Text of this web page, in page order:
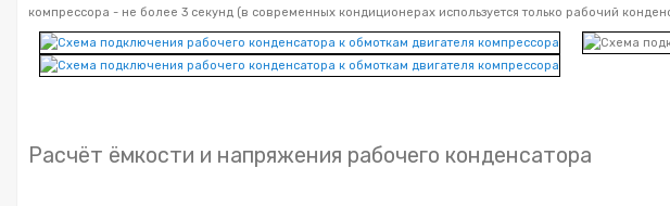
компрессора - не более 3 секунд (в современных кондиционерах используется только рабочий
Расчёт ёмкости и напряжения рабочего конденсатора